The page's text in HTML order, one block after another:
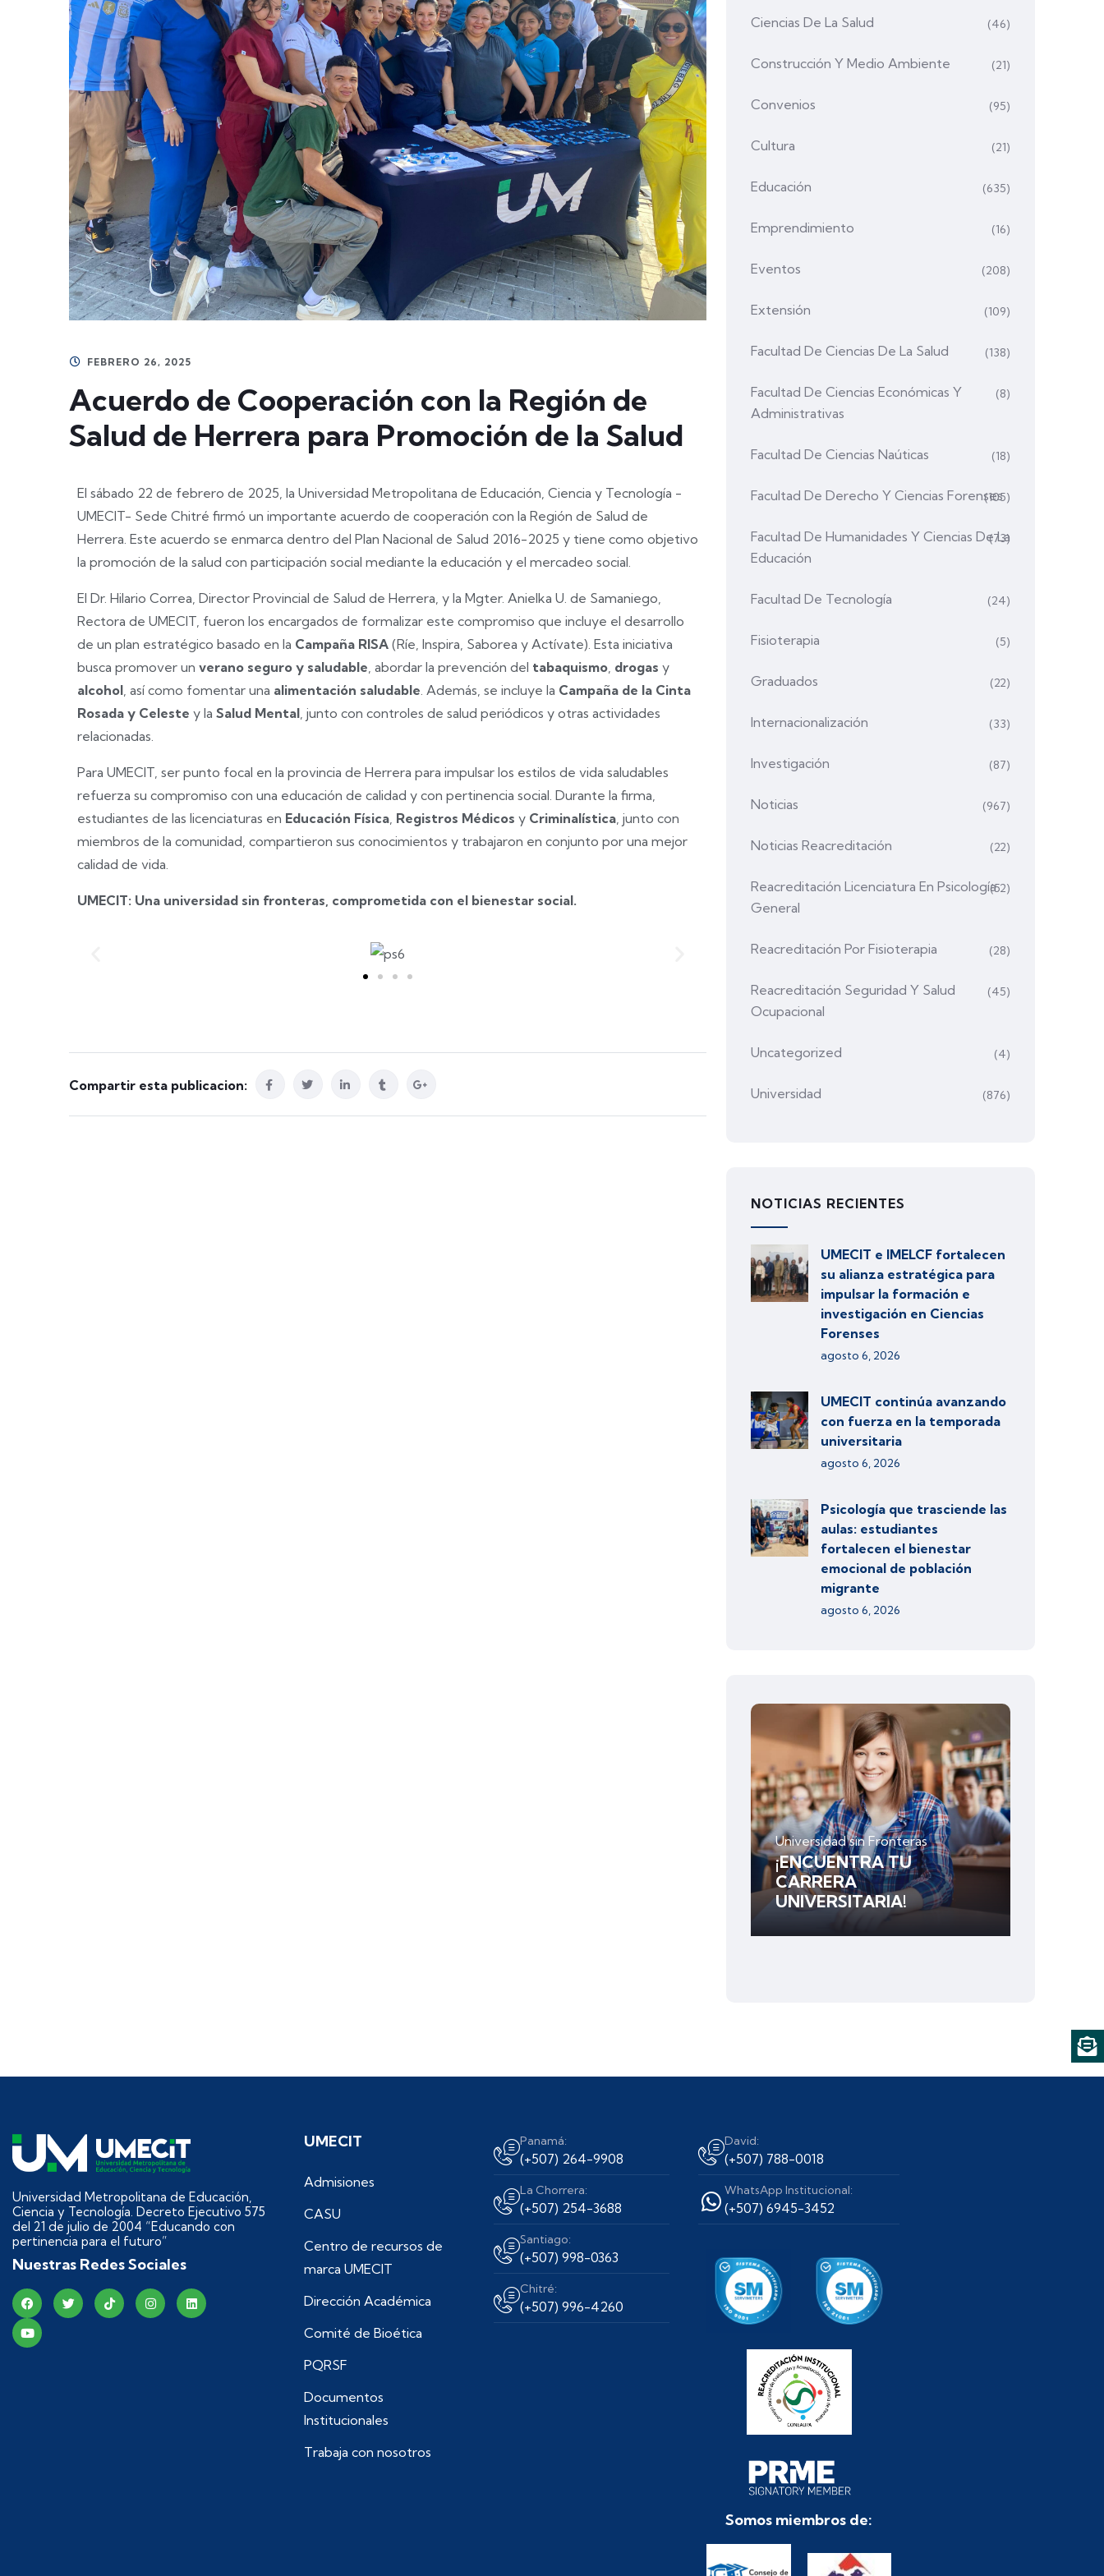
FEBRERO 26, 2025
Acuerdo de Cooperación con la Región de
Salud de Herrera para Promoción de la Salud
El sábado 22 de febrero de 2025, la Universidad Metropolitana de Educación, Ciencia y Tecnología -
UMECIT- Sede Chitré firmó un importante acuerdo de cooperación con la Región de Salud de
Herrera. Este acuerdo se enmarca dentro del Plan Nacional de Salud 2016-2025 y tiene como objetivo
la promoción de la salud con participación social mediante la educación y el mercadeo social.
El Dr. Hilario Correa, Director Provincial de Salud de Herrera, y la Mgter. Anielka U. de Samaniego,
Rectora de UMECIT, fueron los encargados de formalizar este compromiso que incluye el desarrollo
de un plan estratégico basado en la Campaña RISA (Ríe, Inspira, Saborea y Actívate). Esta iniciativa
busca promover un verano seguro y saludable , abordar la prevención del tabaquismo drogas y
alcohol , así como fomentar una alimentación saludable . Además, se incluye la Campaña de la Cinta
Rosada y Celeste y la Salud Mental , junto con controles de salud periódicos y otras actividades
relacionadas.
Para UMECIT, ser punto focal en la provincia de Herrera para impulsar los estilos de vida saludables
refuerza su compromiso con una educación de calidad y con pertinencia social. Durante la firma,
estudiantes de las licenciaturas en Educación Física Registros Médicos y Criminalística , junto con
miembros de la comunidad, compartieron sus conocimientos y trabajaron en conjunto por una mejor
calidad de vida.
UMECIT: Una universidad sin fronteras, comprometida con el bienestar social.
Compartir esta publicacion:
Ciencias De La Salud (46)
Construcción Y Medio Ambiente (21)
Convenios (95)
Cultura (21)
Educación (635)
Emprendimiento (16)
Eventos (208)
Extensión (109)
Facultad De Ciencias De La Salud (138)
Facultad De Ciencias Económicas Y
Administrativas
(8)
Facultad De Ciencias Naúticas (18)
Facultad De Derecho Y Ciencias Forenses
(105)
Facultad De Humanidades Y Ciencias De La
Educación
(73)
Facultad De Tecnología (24)
Fisioterapia (5)
Graduados (22)
Internacionalización (33)
Investigación (87)
Noticias (967)
Noticias Reacreditación (22)
Reacreditación Licenciatura En Psicología
General
(52)
Reacreditación Por Fisioterapia (28)
Reacreditación Seguridad Y Salud
Ocupacional
(45)
Uncategorized (4)
Universidad (876)
NOTICIAS RECIENTES
UMECIT e IMELCF fortalecen
su alianza estratégica para
impulsar la formación e
investigación en Ciencias
Forenses
agosto 6, 2026
UMECIT continúa avanzando
con fuerza en la temporada
universitaria
agosto 6, 2026
Psicología que trasciende las
aulas: estudiantes
fortalecen el bienestar
emocional de población
migrante
agosto 6, 2026
Universidad sin Fronteras
¡ENCUENTRA TU
CARRERA
UNIVERSITARIA!
Universidad Metropolitana de Educación,
Ciencia y Tecnología. Decreto Ejecutivo 575
del 21 de julio de 2004 “Educando con
pertinencia para el futuro”
Nuestras Redes Sociales
UMECIT
Admisiones
CASU
Centro de recursos de
marca UMECIT
Dirección Académica
Comité de Bioética
PQRSF
Documentos
Institucionales
Trabaja con nosotros
Panamá:
(+507) 264-9908
La Chorrera:
(+507) 254-3688
Santiago:
(+507) 998-0363
Chitré:
(+507) 996-4260
David:
(+507) 788-0018
WhatsApp Institucional:
(+507) 6945-3452
Somos miembros de: